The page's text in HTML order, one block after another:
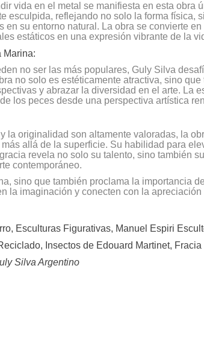
vida en el metal se manifiesta en esta obra
esculpida, reflejando no solo la forma física,
en su entorno natural. La obra se convierte
estáticos en una expresión vibrante de la
Marina:
no ser las más populares, Guly Silva
no solo es estéticamente atractiva, sino
y abrazar la diversidad en el arte. La
los peces desde una perspectiva artística
la originalidad son altamente valoradas, la
allá de la superficie. Su habilidad para
revela no solo su talento, sino también
contemporáneo.
sino que también proclama la importancia
la imaginación y conecten con la
Esculturas Figurativas, Manuel Espiri
Insectos de Edouard Martinet, Fracia
Silva Argentino